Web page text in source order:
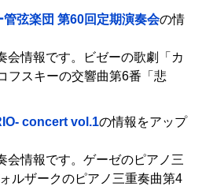
弦楽団 第60回定期演奏会の情
情報です。ビゼーの歌劇「カ
フスキーの交響曲第6番「悲
concert vol.1の情報をアップ
情報です。ゲーゼのピアノ三
ルザークのピアノ三重奏曲第4